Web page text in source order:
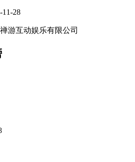
11-28
游互动娱乐有限公司